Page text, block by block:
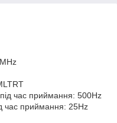
час приймання: 500Hz
час приймання: 25Hz